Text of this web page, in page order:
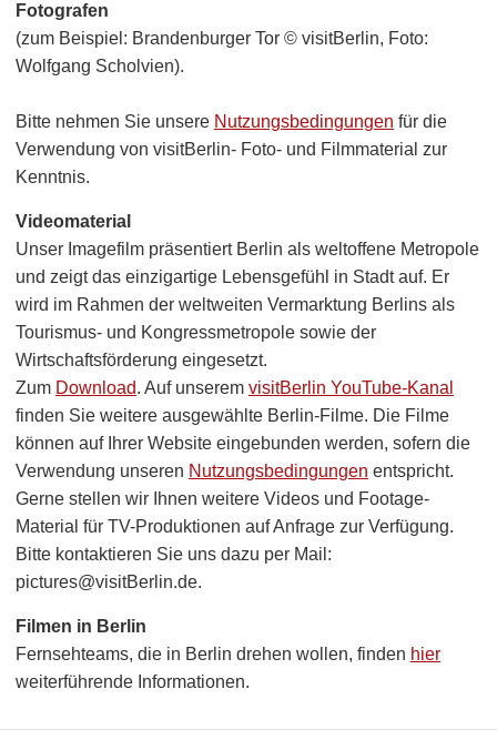
Fotografen
(zum Beispiel: Brandenburger Tor © visitBerlin, Foto:
Wolfgang Scholvien).
Bitte nehmen Sie unsere Nutzungsbedingungen für die
Verwendung von visitBerlin- Foto- und Filmmaterial zur
Kenntnis.
Videomaterial
Unser Imagefilm präsentiert Berlin als weltoffene Metropole
und zeigt das einzigartige Lebensgefühl in Stadt auf. Er
wird im Rahmen der weltweiten Vermarktung Berlins als
Tourismus- und Kongressmetropole sowie der
Wirtschaftsförderung eingesetzt.
Zum Download. Auf unserem visitBerlin YouTube-Kanal
finden Sie weitere ausgewählte Berlin-Filme. Die Filme
können auf Ihrer Website eingebunden werden, sofern die
Verwendung unseren Nutzungsbedingungen entspricht.
Gerne stellen wir Ihnen weitere Videos und Footage-
Material für TV-Produktionen auf Anfrage zur Verfügung.
Bitte kontaktieren Sie uns dazu per Mail:
pictures@visitBerlin.de.
Filmen in Berlin
Fernsehteams, die in Berlin drehen wollen, finden hier
weiterführende Informationen.